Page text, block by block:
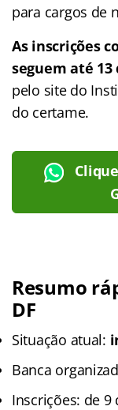
para cargos de
As inscrições
seguem até 13
pelo site do
do certame.
Resumo
DF
Situação atual:
Banca
Inscrições: de 9